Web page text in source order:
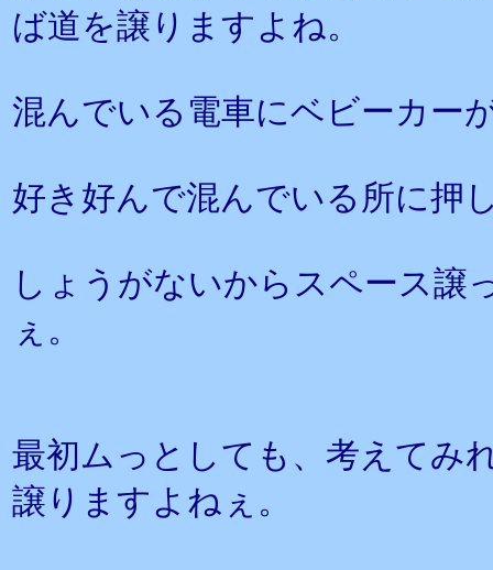
ば道を譲りますよね。
混んでいる電車にベビーカー
好き好んで混んでいる所に押
しょうがないからスペース譲
ぇ。
最初ムっとしても、考えてみ
譲りますよねぇ。